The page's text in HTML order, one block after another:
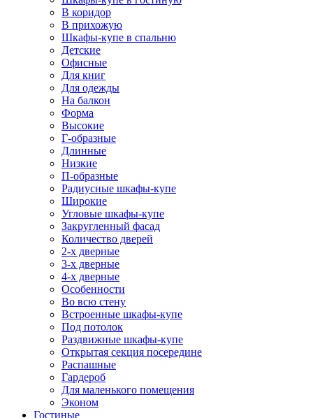
В коридор
В прихожую
Шкафы-купе в спальню
Детские
Офисные
Для книг
Для одежды
На балкон
Форма
Высокие
Г-образные
Длинные
Низкие
П-образные
Радиусные шкафы-купе
Широкие
Угловые шкафы-купе
Закругленный фасад
Количество дверей
2-х дверные
3-х дверные
4-х дверные
Особенности
Во всю стену
Встроенные шкафы-купе
Под потолок
Раздвижные шкафы-купе
Открытая секция посередине
Распашные
Гардероб
Для маленького помещения
Эконом
Гостиные